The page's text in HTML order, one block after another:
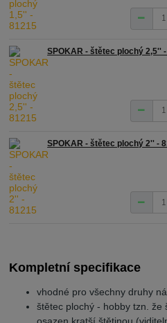
SPOKAR - štětec plochý 2,5''
SPOKAR - štětec plochý 2'' -
Kompletní specifikace
vhodné pro všechny druhy
štětec plochý - hobby tzn. že